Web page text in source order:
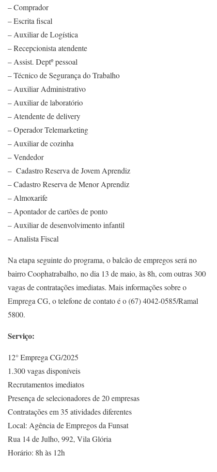
– Comprador
– Escrita fiscal
– Auxiliar de Logística
– Recepcionista atendente
– Assist. Deptº pessoal
– Técnico de Segurança do Trabalho
– Auxiliar Administrativo
– Auxiliar de laboratório
– Atendente de delivery
– Operador Telemarketing
– Auxiliar de cozinha
– Vendedor
– Cadastro Reserva de Jovem Aprendiz
– Cadastro Reserva de Menor Aprendiz
– Almoxarife
– Apontador de cartões de ponto
– Auxiliar de desenvolvimento infantil
– Analista Fiscal
Na etapa seguinte do programa, o balcão de empregos será no
bairro Coophatrabalho, no dia 13 de maio, às 8h, com outras 300
vagas de contratações imediatas. Mais informações sobre o
Emprega CG, o telefone de contato é o (67) 4042-0585/Ramal
5800.
Serviço:
12° Emprega CG/2025
1.300 vagas disponíveis
Recrutamentos imediatos
Presença de selecionadores de 20 empresas
Contratações em 35 atividades diferentes
Local: Agência de Empregos da Funsat
Rua 14 de Julho, 992, Vila Glória
Horário: 8h às 12h